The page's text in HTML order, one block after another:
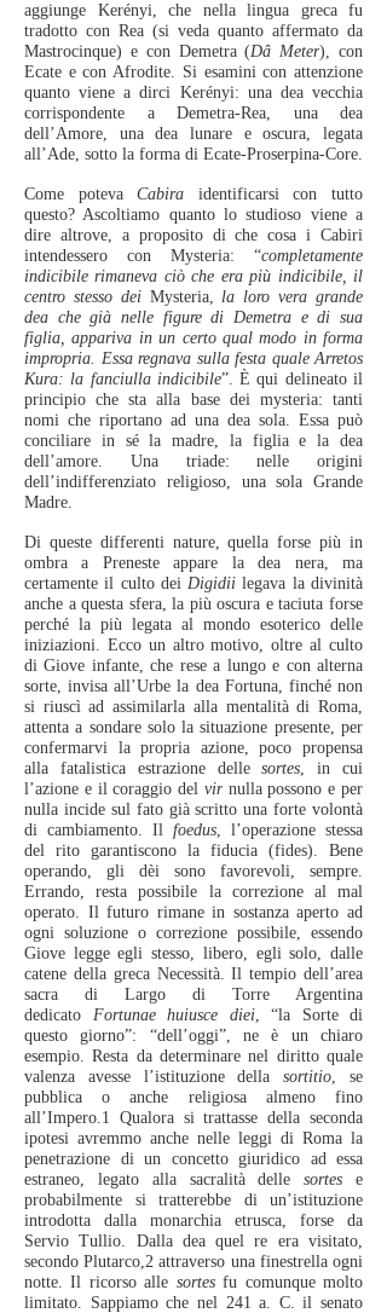
aggiunge Kerényi, che nella lingua greca fu
tradotto con Rea (si veda quanto affermato da
Mastrocinque) e con Demetra (Dâ Meter), con
Ecate e con Afrodite. Si esamini con attenzione
quanto viene a dirci Kerényi: una dea vecchia
corrispondente a Demetra-Rea, una dea
dell’Amore, una dea lunare e oscura, legata
all’Ade, sotto la forma di Ecate-Proserpina-Core.
Come potevaCabira identificarsi con tutto
questo? Ascoltiamo quanto lo studioso viene a
dire altrove, a proposito di che cosa i Cabiri
intendessero con Mysteria: “completamente
indicibile rimaneva ciò che era più indicibile, il
centro stesso dei Mysteria,la loro vera grande
dea che già nelle figure di Demetra e di sua
figlia, appariva in un certo qual modo in forma
impropria. Essa regnava sulla festa quale Arretos
Kura: la fanciulla indicibile”. È qui delineato il
principio che sta alla base dei mysteria: tanti
nomi che riportano ad una dea sola. Essa può
conciliare in sé la madre, la figlia e la dea
dell’amore. Una triade: nelle origini
dell’indifferenziato religioso, una sola Grande
Madre.
Di queste differenti nature, quella forse più in
ombra a Preneste appare la dea nera, ma
certamente il culto deiDigidii legava la divinità
anche a questa sfera, la più oscura e taciuta forse
perché la più legata al mondo esoterico delle
iniziazioni. Ecco un altro motivo, oltre al culto
di Giove infante, che rese a lungo e con alterna
sorte, invisa all’Urbe la dea Fortuna, finché non
si riuscì ad assimilarla alla mentalità di Roma,
attenta a sondare solo la situazione presente, per
confermarvi la propria azione, poco propensa
alla fatalistica estrazione dellesortes, in cui
l’azione e il coraggio del virnulla possono e per
nulla incide sul fato già scritto una forte volontà
di cambiamento. Il foedus, l’operazione stessa
del rito garantiscono la fiducia (fides). Bene
operando, gli dèi sono favorevoli, sempre.
Errando, resta possibile la correzione al mal
operato. Il futuro rimane in sostanza aperto ad
ogni soluzione o correzione possibile, essendo
Giove legge egli stesso, libero, egli solo, dalle
catene della greca Necessità. Il tempio dell’area
sacra di Largo di Torre Argentina
dedicato Fortunae huiusce diei, “la Sorte di
questo giorno”: “dell’oggi”, ne è un chiaro
esempio. Resta da determinare nel diritto quale
valenza avesse l’istituzione dellasortitio, se
pubblica o anche religiosa almeno fino
all’Impero.1 Qualora si trattasse della seconda
ipotesi avremmo anche nelle leggi di Roma la
penetrazione di un concetto giuridico ad essa
estraneo, legato alla sacralità dellesortes e
probabilmente si tratterebbe di un’istituzione
introdotta dalla monarchia etrusca, forse da
Servio Tullio. Dalla dea quel re era visitato,
secondo Plutarco,2 attraverso una finestrella ogni
notte. Il ricorso alle sortesfu comunque molto
limitato. Sappiamo che nel 241 a. C. il senato